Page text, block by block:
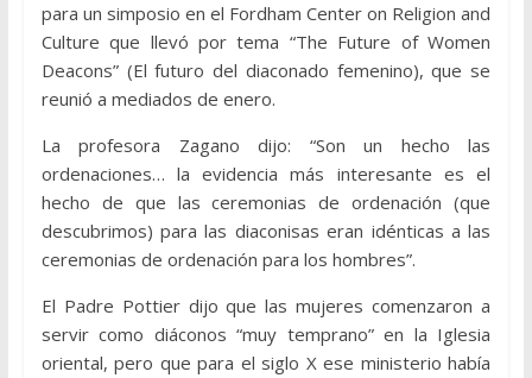
para un simposio en el Fordham Center on Religion and
Culture que llevó por tema “The Future of Women
Deacons” (El futuro del diaconado femenino), que se
reunió a mediados de enero.
La profesora Zagano dijo: “Son un hecho las
ordenaciones… la evidencia más interesante es el
hecho de que las ceremonias de ordenación (que
descubrimos) para las diaconisas eran idénticas a las
ceremonias de ordenación para los hombres”.
El Padre Pottier dijo que las mujeres comenzaron a
servir como diáconos “muy temprano” en la Iglesia
oriental, pero que para el siglo X ese ministerio había